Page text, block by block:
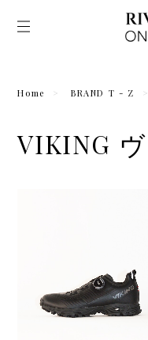
Home BRAND T - Z
VIKING